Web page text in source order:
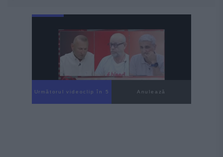
Următorul videoclip în 4 Anulează